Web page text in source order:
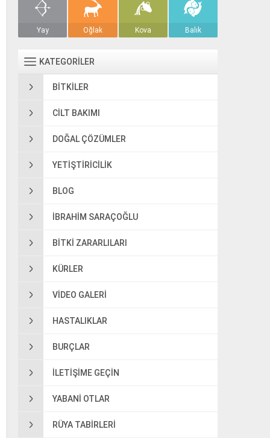
Yay Oğlak Kova Balık
KATEGORİLER
BITKILER
CILT BAKIMI
DOĞAL ÇÖZÜMLER
YETIŞTIRICILIK
BLOG
IBRAHIM SARAÇOĞLU
BITKI ZARARLILARI
KÜRLER
VIDEO GALERI
HASTALIKLAR
BURÇLAR
ILETIŞIME GEÇIN
YABANI OTLAR
RÜYA TABIRLERI